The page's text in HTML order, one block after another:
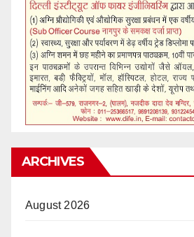
ARCHIVES
August 2026